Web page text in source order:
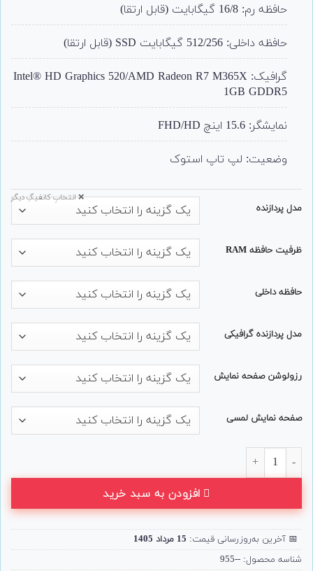
حافظه رم: 16/8 گیگابایت (قابل ارتقا)
حافظه داخلی: 512/256 گیگابایت SSD (قابل ارتقا)
گرافیک: Intel® HD Graphics 520/AMD Radeon R7 M365X
1GB GDDR5
نمایشگر: 15.6 اینچ FHD/HD
وضعیت: لپ تاپ استوک
مدل پردازنده
ظرفیت حافظه RAM
حافظه داخلی
مدل پردازنده گرافیکی
رزولوشن صفحه نمایش
صفحه نمایش لمسی
❌ انتخابِ کانفیگِ دیگر
افزودن به سبد خرید
📅 آخرین به‌روزرسانی قیمت: 15 مرداد 1405
شناسه محصول: --955